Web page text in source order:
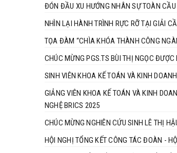
ĐÓN ĐẦU XU HƯỚNG NHÂN SỰ TOÀN
NHÌN LẠI HÀNH TRÌNH RỰC RỠ TẠI GIẢI
TỌA ĐÀM “CHÌA KHÓA THÀNH CÔNG
CHÚC MỪNG PGS.TS BÙI THỊ NGỌC
SINH VIÊN KHOA KẾ TOÁN VÀ KINH
GIẢNG VIÊN KHOA KẾ TOÁN VÀ KINH DOANH THAM GIA VÀ
NGHỆ BRICS 2025
CHÚC MỪNG NGHIÊN CỨU SINH LÊ THỊ
HỘI NGHỊ TỔNG KẾT CÔNG TÁC ĐOÀN -